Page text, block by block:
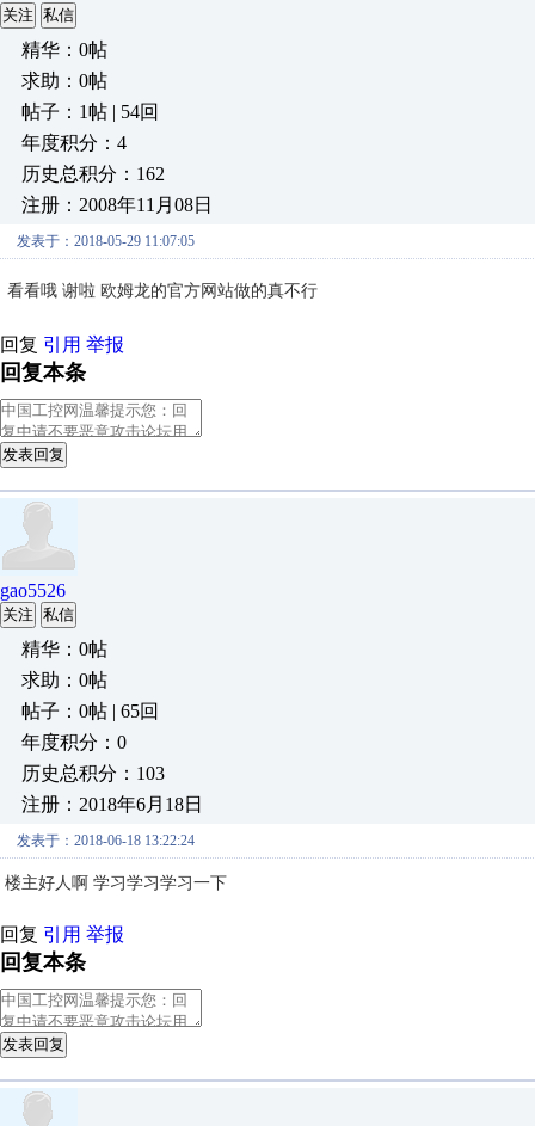
关注 私信
精华：0帖
求助：0帖
帖子：1帖 | 54回
年度积分：4
历史总积分：162
注册：2008年11月08日
发表于：2018-05-29 11:07:05
看看哦 谢啦 欧姆龙的官方网站做的真不行
回复 引用 举报
回复本条
发表回复
gao5526
关注 私信
精华：0帖
求助：0帖
帖子：0帖 | 65回
年度积分：0
历史总积分：103
注册：2018年6月18日
发表于：2018-06-18 13:22:24
楼主好人啊 学习学习学习一下
回复 引用 举报
回复本条
发表回复